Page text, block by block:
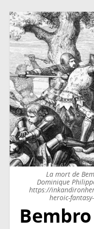
La mort de
Dominique
https://
heroic-
Bembro